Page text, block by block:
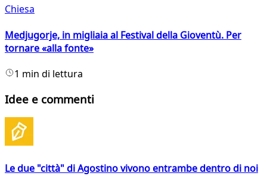
Chiesa
Medjugorje, in migliaia al Festival della Gioventù. Per
tornare «alla fonte»
1 min di lettura
Idee e commenti
Le due "città" di Agostino vivono entrambe dentro di noi